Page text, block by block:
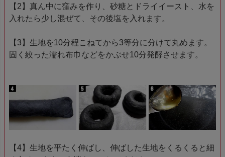
【2】真ん中に窪みを作り、砂糖とドライイースト、水を
入れたら少し混ぜて、その後塩を入れます。
【3】生地を10分程こねてから3等分に分けて丸めます。
固く絞った濡れ布巾などをかぶせ10分発酵させます。
【4】生地を平たく伸ばし、伸ばした生地をくるくると細